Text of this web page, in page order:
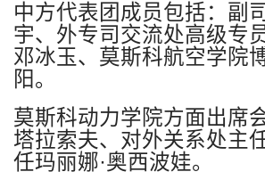
中方代表团成员包括：副
宇、外专司交流处高级专
邓冰玉、莫斯科航空学院
阳。
莫斯科动力学院方面出席
塔拉索夫、对外关系处主
任玛丽娜·奥西波娃。